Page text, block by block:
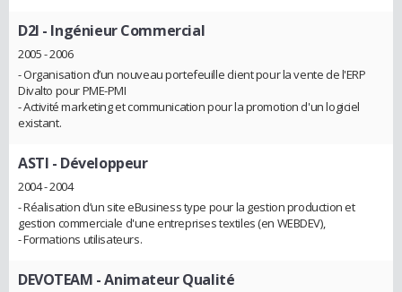
D2I - Ingénieur Commercial
2005 - 2006
- Organisation d’un nouveau portefeuille client pour la vente de l'ERP
Divalto pour PME-PMI
- Activité marketing et communication pour la promotion d'un logiciel
existant.
ASTI - Développeur
2004 - 2004
- Réalisation d’un site eBusiness type pour la gestion production et
gestion commerciale d'une entreprises textiles (en WEBDEV),
- Formations utilisateurs.
DEVOTEAM - Animateur Qualité